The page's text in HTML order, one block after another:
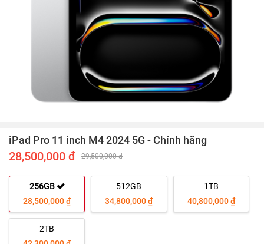
iPad Pro 11 inch M4 2024 5G - Chính hãng
28,500,000 đ 29,500,000 đ
256GB
28,500,000 ₫
512GB
34,800,000 ₫
1TB
40,800,000 ₫
2TB